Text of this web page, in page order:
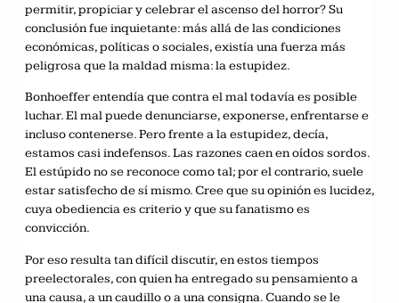
permitir, propiciar y celebrar el ascenso del horror? Su
conclusión fue inquietante: más allá de las condiciones
económicas, políticas o sociales, existía una fuerza más
peligrosa que la maldad misma: la estupidez.
Bonhoeffer entendía que contra el mal todavía es posible
luchar. El mal puede denunciarse, exponerse, enfrentarse e
incluso contenerse. Pero frente a la estupidez, decía,
estamos casi indefensos. Las razones caen en oídos sordos.
El estúpido no se reconoce como tal; por el contrario, suele
estar satisfecho de sí mismo. Cree que su opinión es lucidez,
cuya obediencia es criterio y que su fanatismo es
convicción.
Por eso resulta tan difícil discutir, en estos tiempos
preelectorales, con quien ha entregado su pensamiento a
una causa, a un caudillo o a una consigna. Cuando se le